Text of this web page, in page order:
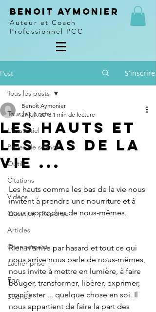
Benoit Aymonier
Auteur et Coach
Professionnel PCC
Post S'inscrire
Tous les posts
L'essentiel
Perles de séance
Outils
Citations
Vidéos
Question - Réponse
Articles
Changement
Lâcher prise
Ego
Science
Tous les posts
Les hauts et
les bas de la
vie ...
Benoît Aymonier
27 juil. 2018 1 min de lecture
Les hauts comme les bas de la vie nous
invitent à prendre une nourriture et à
nous rapprocher de nous-mêmes.
Rien n'arrive par hasard et tout ce qui
nous arrive nous parle de nous-mêmes,
nous invite à mettre en lumière, à faire
bouger, transformer, libérer, exprimer,
manifester ... quelque chose en soi. Il
nous appartient de faire la part des